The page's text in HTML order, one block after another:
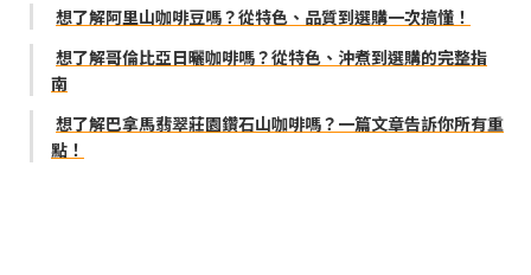
想了解阿里山咖啡豆嗎？從特色、品質到選購一次搞懂！
想了解哥倫比亞日曬咖啡嗎？從特色、沖煮到選購的完整指
南
想了解巴拿馬翡翠莊園鑽石山咖啡嗎？一篇文章告訴你所有重
點！